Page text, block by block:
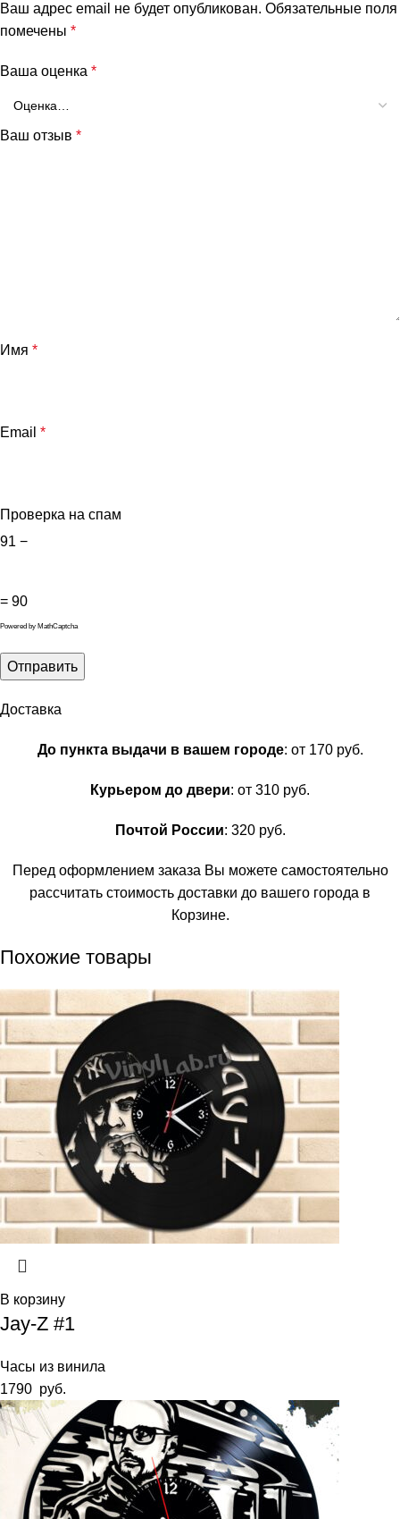
Ваш адрес email не будет опубликован. Обязательные поля
помечены *
Ваша оценка *
Ваш отзыв *
Имя *
Email *
Проверка на спам
91 −
= 90
Powered by MathCaptcha
Доставка
До пункта выдачи в вашем городе: от 170 руб.
Курьером до двери: от 310 руб.
Почтой России: 320 руб.
Перед оформлением заказа Вы можете самостоятельно
рассчитать стоимость доставки до вашего города в
Корзине.
Похожие товары
В корзину
Jay-Z #1
Часы из винила
1790 руб.